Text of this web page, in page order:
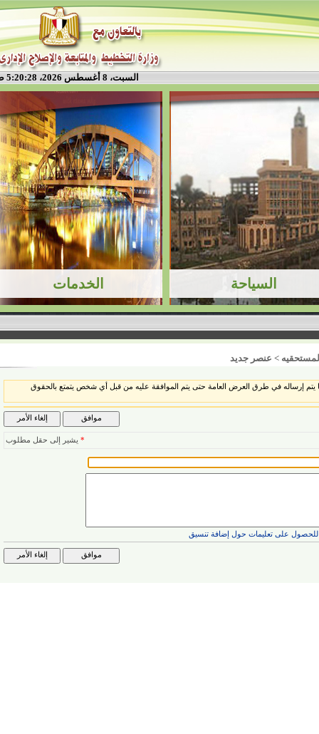
السبت، 8 أغسطس 2026، 5:20:28 ص
>عنصر جديد
في طرق العرض العامة حتى يتم الموافقة عليه من قبل أي شخص يتمتع بالحقوق
يشير إلى حقل مطلوب